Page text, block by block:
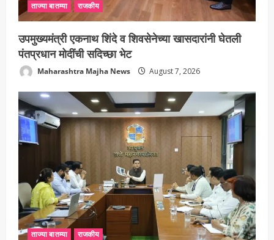
ताज्या बातम्या राजकीय
उपमुख्यमंत्री एकनाथ शिंदे व शिवसेनेच्या खासदारांनी घेतली
पंतप्रधान मोदींची सदिच्छा भेट
Maharashtra Majha News August 7, 2026
ताज्या बातम्या राजकीय